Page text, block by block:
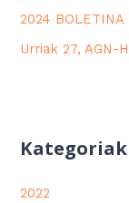
2024 BOLETINA
Urriak 27, AGN-
Kategoriak
2022